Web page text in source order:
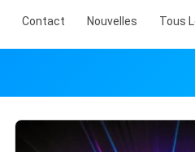
Contact Nouvelles Tous